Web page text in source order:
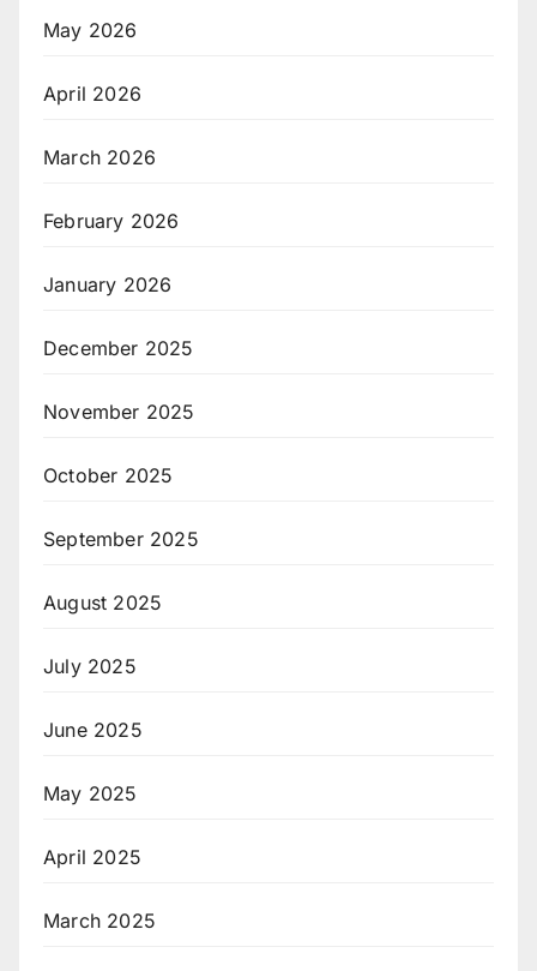
May 2026
April 2026
March 2026
February 2026
January 2026
December 2025
November 2025
October 2025
September 2025
August 2025
July 2025
June 2025
May 2025
April 2025
March 2025